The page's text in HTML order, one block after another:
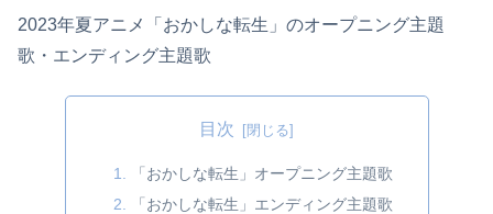
2023年夏アニメ「おかしな転生」のオープニング主題
歌・エンディング主題歌
目次
「おかしな転生」オープニング主題歌
「おかしな転生」エンディング主題歌